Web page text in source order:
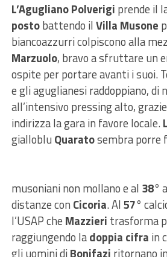
L’Agugliano Polverigi prende il
postobattendo ilVilla Musone
biancoazzurri colpiscono alla
Marzuolo, bravo a sfruttare un
ospite per portare avanti i suoi.
e gli aguglianesi raddoppiano, di
all’intensivo pressing alto,
indirizza la gara in favore locale.
gialloblu Quaratosembra porre
musoniani non mollano e al 38°
distanze con Cicoria. Al57°
l’USAP che Mazzieri trasforma
raggiungendo ladoppia cifra in
gli uomini diBonifazi ritornano